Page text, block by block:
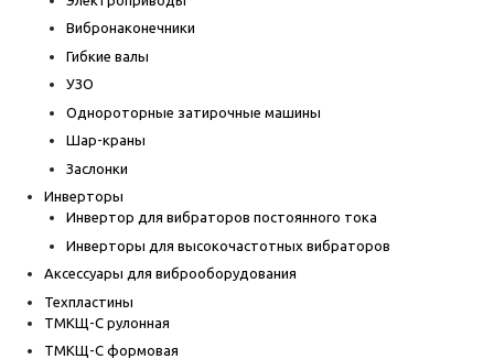
Вибронаконечники
Гибкие валы
УЗО
Однороторные затирочные машины
Шар-краны
Заслонки
Инверторы
Инвертор для вибраторов постоянного тока
Инверторы для высокочастотных вибраторов
Аксессуары для виброоборудования
Техпластины
ТМКЩ-С рулонная
ТМКЩ-С формовая